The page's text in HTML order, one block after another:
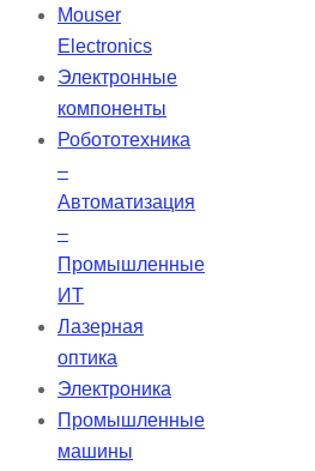
потребности и позволяя им
Mouser
Electronics
Электронные
компоненты
Робототехника
–
Автоматизация
–
Промышленные
ИТ
Лазерная
оптика
Электроника
Промышленные
машины